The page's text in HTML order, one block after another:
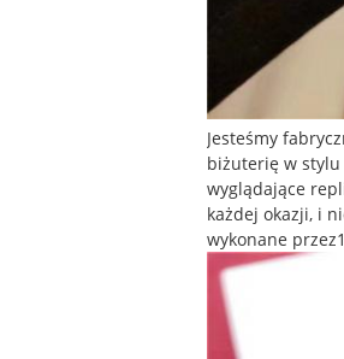
Jesteśmy
biżuterię w stylu
wyglądające
każdej okazji, i
wykonane przez